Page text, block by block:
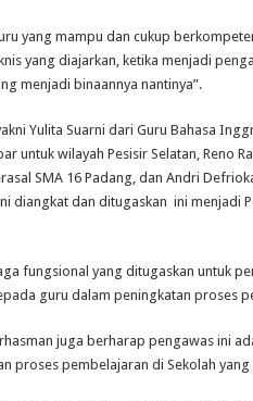
yang mampu dan cukup
yang diajarkan, ketika menjadi
menjadi binaannya nantinya”.
Yulita Suarni dari Guru Bahasa
untuk wilayah Pesisir Selatan, Reno
SMA 16 Padang, dan Andri
diangkat dan ditugaskan ini menjadi
fungsional yang ditugaskan untuk
guru dalam peningkatan proses
juga berharap pengawas ini
proses pembelajaran di Sekolah yang